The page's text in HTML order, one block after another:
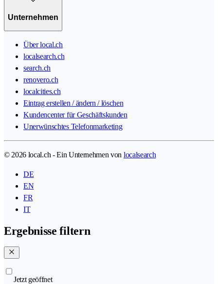
Unternehmen
Über local.ch
localsearch.ch
search.ch
renovero.ch
localcities.ch
Eintrag erstellen / ändern / löschen
Kundencenter für Geschäftskunden
Unerwünschtes Telefonmarketing
© 2026 local.ch - Ein Unternehmen von localsearch
DE
EN
FR
IT
Ergebnisse filtern
Jetzt geöffnet